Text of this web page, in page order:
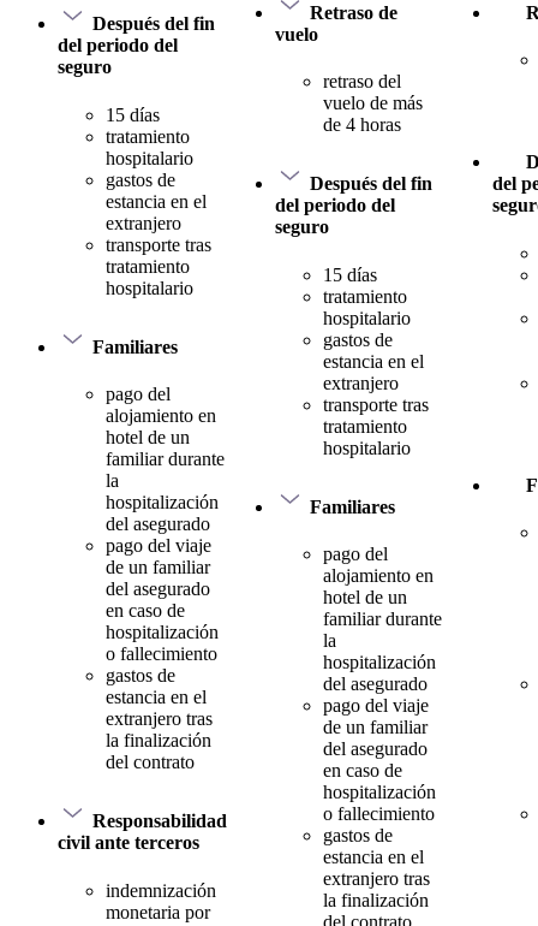
Después del fin
del periodo del
seguro
15 días
tratamiento
hospitalario
gastos de
estancia en el
extranjero
transporte tras
tratamiento
hospitalario
Familiares
pago del
alojamiento en
hotel de un
familiar durante
la
hospitalización
del asegurado
pago del viaje
de un familiar
del asegurado
en caso de
hospitalización
o fallecimiento
gastos de
estancia en el
extranjero tras
la finalización
del contrato
Responsabilidad
civil ante terceros
indemnización
monetaria por
Retraso de
vuelo
retraso del
vuelo de más
de 4 horas
Después del fin
del periodo del
seguro
15 días
tratamiento
hospitalario
gastos de
estancia en el
extranjero
transporte tras
tratamiento
hospitalario
Familiares
pago del
alojamiento en
hotel de un
familiar durante
la
hospitalización
del asegurado
pago del viaje
de un familiar
del asegurado
en caso de
hospitalización
o fallecimiento
gastos de
estancia en el
extranjero tras
la finalización
del